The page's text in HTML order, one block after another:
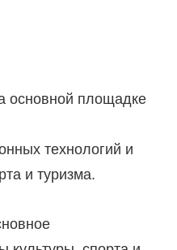
основной площадке
технологий и
и туризма.